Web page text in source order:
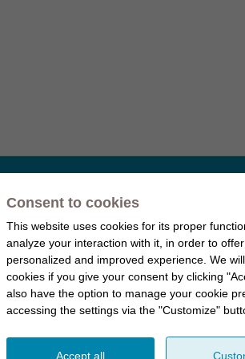
Consent to cookies
This website uses cookies for its proper
analyze your interaction with it, in order to
personalized and improved experience. We
cookies if you give your consent by clicking
also have the option to manage your cookie
accessing the settings via the "Customize"
Accept all